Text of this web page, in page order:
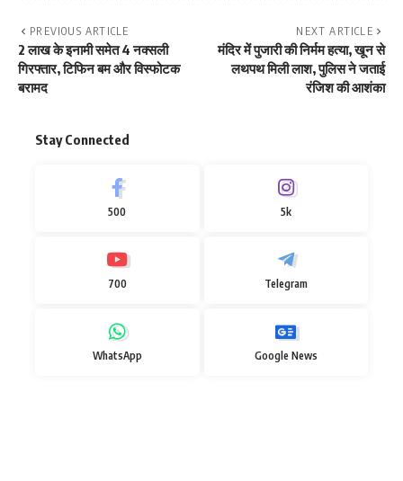
PREVIOUS ARTICLE
2 लाख के इनामी समेत 4 नक्सली
गिरफ्तार, टिफिन बम और विस्फोटक
बरामद
NEXT ARTICLE
मंदिर में पुजारी की निर्मम हत्या, खून से
लथपथ मिली लाश, पुलिस ने जताई
रंजिश की आशंका
Stay Connected
500 5k
700 Telegram
WhatsApp Google News